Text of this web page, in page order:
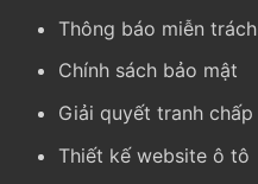
Thông báo miễn trách
Chính sách bảo mật
Giải quyết tranh chấp
Thiết kế website ô tô